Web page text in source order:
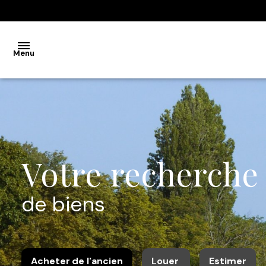
Menu
maison
ventes
appartement
locations
maison
locations
Votre recherche
de biens
Acheter de l'ancien Louer Estimer